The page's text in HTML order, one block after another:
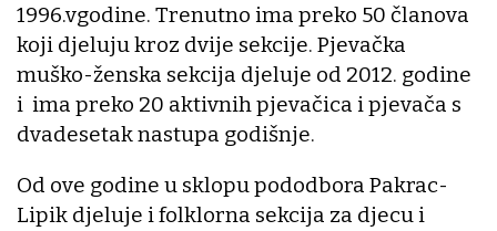
1996.vgodine. Trenutno ima preko 50 članova
koji djeluju kroz dvije sekcije. Pjevačka
muško-ženska sekcija djeluje od 2012. godine
i ima preko 20 aktivnih pjevačica i pjevača s
dvadesetak nastupa godišnje.
Od ove godine u sklopu pododbora Pakrac-
Lipik djeluje i folklorna sekcija za djecu i